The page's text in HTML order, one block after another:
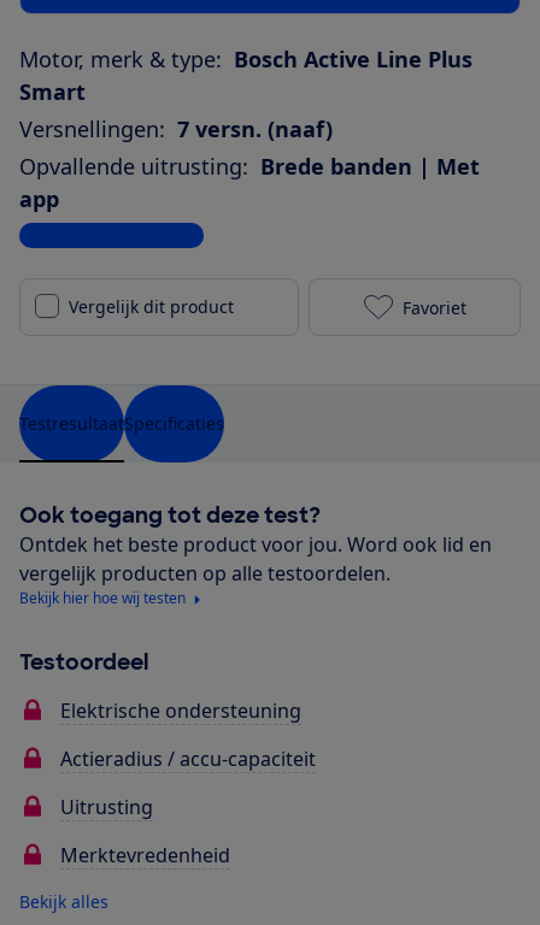
Motor, merk & type: Bosch Active Line Plus
Smart
Versnellingen: 7 versn. (naaf)
Opvallende uitrusting: Brede banden | Met
app
Bekijk alle specificaties
Vergelijk dit product Cortina E-U4
Favoriet
TestresultaatSpecificaties
Ook toegang tot deze test?
Ontdek het beste product voor jou. Word ook lid en
vergelijk producten op alle testoordelen.
Bekijk hier hoe wij testen
Testoordeel
Elektrische ondersteuning
Actieradius / accu-capaciteit
Uitrusting
Merktevredenheid
Bekijk alles